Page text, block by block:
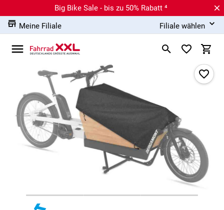
Big Bike Sale - bis zu 50% Rabatt ⁴
Meine Filiale
Filiale wählen